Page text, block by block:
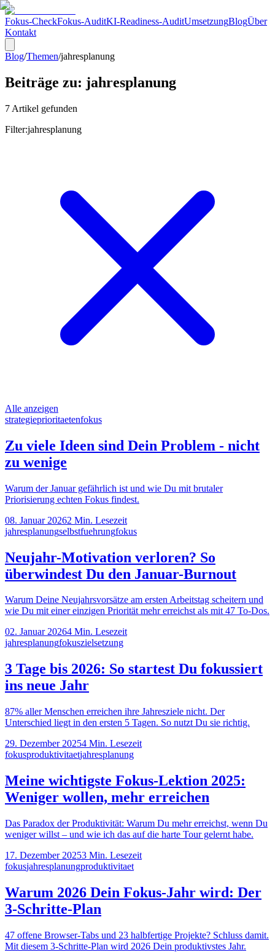
Fokus-CheckFokus-AuditKI-Readiness-AuditUmsetzungBlogÜber
Kontakt
Blog/Themen/jahresplanung
Beiträge zu: jahresplanung
7 Artikel gefunden
Filter:jahresplanung
Alle anzeigen
strategieprioritaetenfokus
Zu viele Ideen sind Dein Problem - nicht
zu wenige
Warum der Januar gefährlich ist und wie Du mit brutaler
Priorisierung echten Fokus findest.
08. Januar 20262 Min. Lesezeit
jahresplanungselbstfuehrungfokus
Neujahr-Motivation verloren? So
überwindest Du den Januar-Burnout
Warum Deine Neujahrsvorsätze am ersten Arbeitstag scheitern und
wie Du mit einer einzigen Priorität mehr erreichst als mit 47 To-Dos.
02. Januar 20264 Min. Lesezeit
jahresplanungfokuszielsetzung
3 Tage bis 2026: So startest Du fokussiert
ins neue Jahr
87% aller Menschen erreichen ihre Jahresziele nicht. Der
Unterschied liegt in den ersten 5 Tagen. So nutzt Du sie richtig.
29. Dezember 20254 Min. Lesezeit
fokusproduktivitaetjahresplanung
Meine wichtigste Fokus-Lektion 2025:
Weniger wollen, mehr erreichen
Das Paradox der Produktivität: Warum Du mehr erreichst, wenn Du
weniger willst – und wie ich das auf die harte Tour gelernt habe.
17. Dezember 20253 Min. Lesezeit
fokusjahresplanungproduktivitaet
Warum 2026 Dein Fokus-Jahr wird: Der
3-Schritte-Plan
47 offene Browser-Tabs und 23 halbfertige Projekte? Schluss damit.
Mit diesem 3-Schritte-Plan wird 2026 Dein produktivstes Jahr.